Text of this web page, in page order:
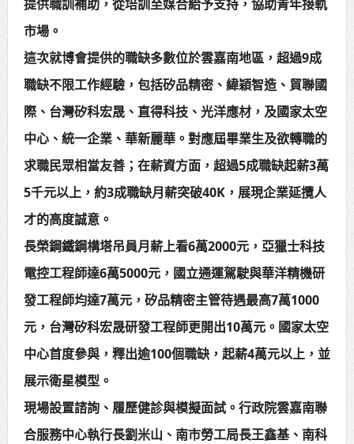
提供職訓補助，從培訓至媒合給予支持，協助青年接軌
市場。
這次就博會提供的職缺多數位於雲嘉南地區，超過9成
職缺不限工作經驗，包括矽品精密、緯穎智造、貿聯國
際、台灣矽科宏晟、直得科技、光洋應材，及國家太空
中心、統一企業、華新麗華。對應屆畢業生及欲轉職的
求職民眾相當友善；在薪資方面，超過5成職缺起薪3萬
5千元以上，約3成職缺月薪突破40K，展現企業延攬人
才的高度誠意。
長榮鋼鐵鋼構塔吊員月薪上看6萬2000元，亞獵士科技
電控工程師達6萬5000元，國立通運駕駛與華洋精機研
發工程師均達7萬元，矽品精密主管待遇最高7萬1000
元，台灣矽科宏晟研發工程師更開出10萬元。國家太空
中心首度參與，釋出逾100個職缺，起薪4萬元以上，並
展示衛星模型。
現場設置諮詢、履歷健診與模擬面試。行政院雲嘉南聯
合服務中心執行長劉米山、南市勞工局長王鑫基、南科